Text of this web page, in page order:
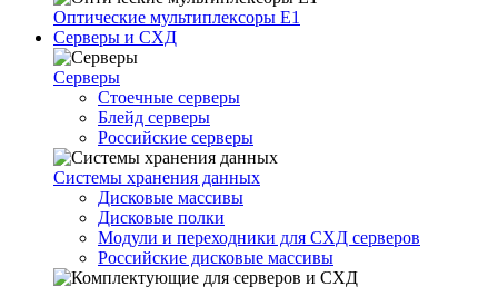
Оптические мультиплексоры Е1
Серверы и СХД
Серверы
Стоечные серверы
Блейд серверы
Российские серверы
Системы хранения данных
Дисковые массивы
Дисковые полки
Модули и переходники для СХД серверов
Российские дисковые массивы